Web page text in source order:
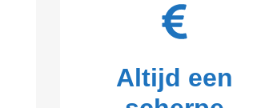
Altijd een